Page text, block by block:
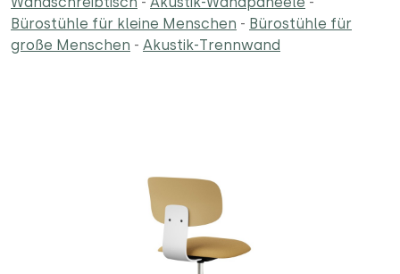
Bürostühle für kleine Menschen - Bürostühle für
große Menschen - Akustik-Trennwand